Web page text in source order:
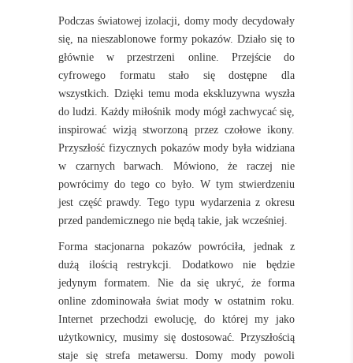
Podczas światowej izolacji, domy mody decydowały
się, na nieszablonowe formy pokazów. Działo się to
głównie w przestrzeni online. Przejście do
cyfrowego formatu stało się dostępne dla
wszystkich. Dzięki temu moda ekskluzywna wyszła
do ludzi. Każdy miłośnik mody mógł zachwycać się,
inspirować wizją stworzoną przez czołowe ikony.
Przyszłość fizycznych pokazów mody była widziana
w czarnych barwach. Mówiono, że raczej nie
powrócimy do tego co było. W tym stwierdzeniu
jest część prawdy. Tego typu wydarzenia z okresu
przed pandemicznego nie będą takie, jak wcześniej.
Forma stacjonarna pokazów powróciła, jednak z
dużą ilością restrykcji. Dodatkowo nie będzie
jedynym formatem. Nie da się ukryć, że forma
online zdominowała świat mody w ostatnim roku.
Internet przechodzi ewolucję, do której my jako
użytkownicy, musimy się dostosować. Przyszłością
staje się strefa metawersu. Domy mody powoli